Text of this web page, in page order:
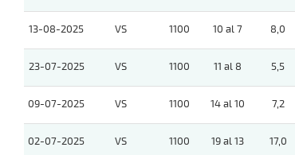
13-08-2025 VS 1100 10 al 7 8,0
23-07-2025 VS 1100 11 al 8 5,5
09-07-2025 VS 1100 14 al 10 7,2
02-07-2025 VS 1100 19 al 13 17,0